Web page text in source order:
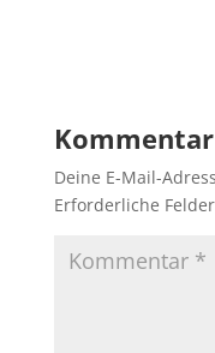
Deine E-Mail-
Erforderliche